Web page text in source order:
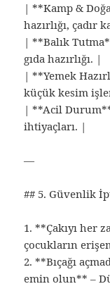
| **Kamp &
hazırlığı, çadır
| **Balık
gıda hazırlığı. |
| **Yemek
küçük kesim
| **Acil
ihtiyaçları. |
—
## 5. Güvenlik
1. **Çakıyı her
çocukların
2. **Bıçağı
emin olun** –